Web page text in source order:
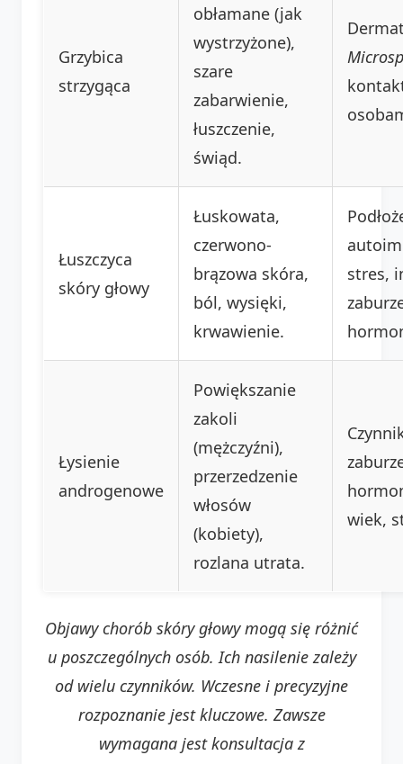
Grzybica
strzygąca
obłamane (jak
wystrzyżone),
szare
zabarwienie,
łuszczenie,
świąd.
Łuszczyca
skóry głowy
Łuskowata,
czerwono-
brązowa skóra,
ból, wysięki,
krwawienie.
stres,
Łysienie
androgenowe
Powiększanie
zakoli
(mężczyźni),
przerzedzenie
włosów
(kobiety),
rozlana utrata.
wiek,
Objawy chorób skóry głowy mogą się różnić
u poszczególnych osób. Ich nasilenie zależy
od wielu czynników. Wczesne i precyzyjne
rozpoznanie jest kluczowe. Zawsze
wymagana jest konsultacja z